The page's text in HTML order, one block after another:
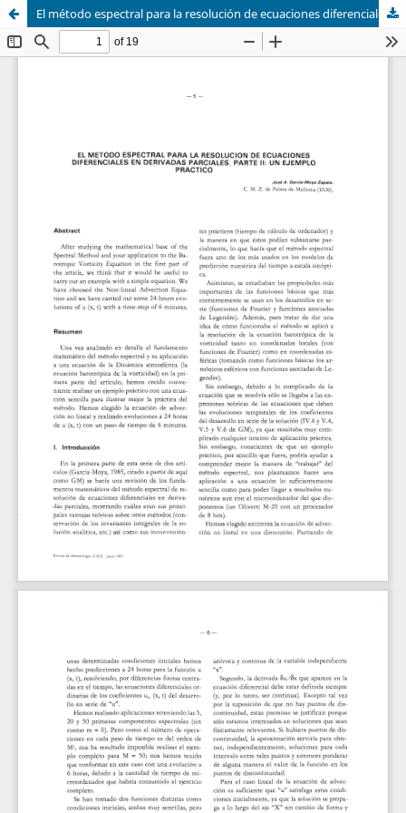
El método espectral para la resolución de ecuaciones diferenciales en derivadas paciales. Parte II: Un ejemplo práctico